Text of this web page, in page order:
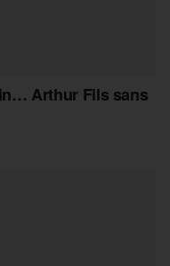
Arthur Fils sans